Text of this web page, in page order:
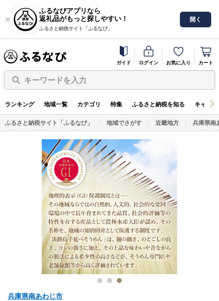
ふるなびアプリなら
返礼品がもっと探しやすい！
ふるさと納税サイト「ふるなび」
開く
ガイド ログイン お気に入り カート
キーワードを入力
ランキング 地域一覧 カテゴリ 特集 ふるさと納税を知る キャン
ふるさと納税サイト「ふるなび」 地域でさがす 近畿地方 兵庫県南
兵庫県南あわじ市